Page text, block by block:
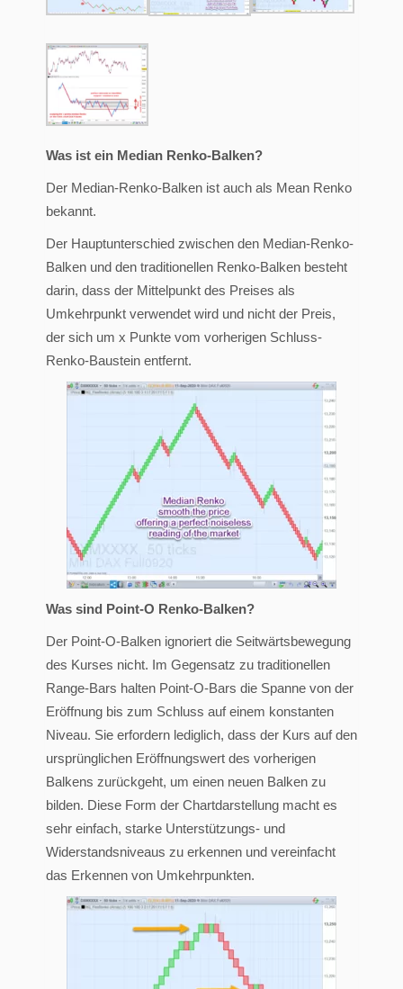
Was ist ein Median Renko-Balken?
Der Median-Renko-Balken ist auch als Mean Renko
bekannt.
Der Hauptunterschied zwischen den Median-Renko-
Balken und den traditionellen Renko-Balken besteht
darin, dass der Mittelpunkt des Preises als
Umkehrpunkt verwendet wird und nicht der Preis,
der sich um x Punkte vom vorherigen Schluss-
Renko-Baustein entfernt.
Was sind Point-O Renko-Balken?
Der Point-O-Balken ignoriert die Seitwärtsbewegung
des Kurses nicht. Im Gegensatz zu traditionellen
Range-Bars halten Point-O-Bars die Spanne von der
Eröffnung bis zum Schluss auf einem konstanten
Niveau. Sie erfordern lediglich, dass der Kurs auf den
ursprünglichen Eröffnungswert des vorherigen
Balkens zurückgeht, um einen neuen Balken zu
bilden. Diese Form der Chartdarstellung macht es
sehr einfach, starke Unterstützungs- und
Widerstandsniveaus zu erkennen und vereinfacht
das Erkennen von Umkehrpunkten.